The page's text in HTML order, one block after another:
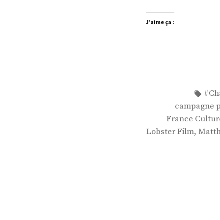
J’aime ça :
campagne
France
Lobster Film,